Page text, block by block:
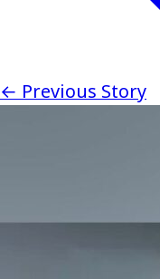
← Previous Story